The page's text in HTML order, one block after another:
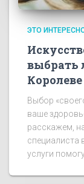
ЭТО
выбрать
Королеве
Выбор
ваше
расскажем,
специалиста
услуги